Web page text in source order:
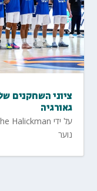
ציוני השחקנים
גאורגיה
על ידי Halickman
נוער